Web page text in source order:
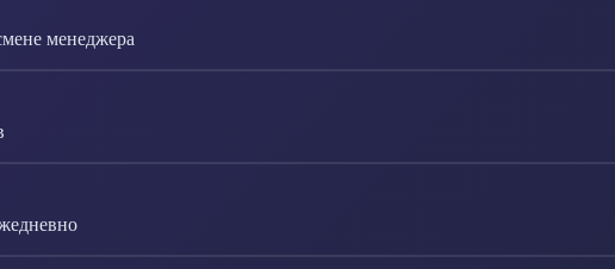
менеджера